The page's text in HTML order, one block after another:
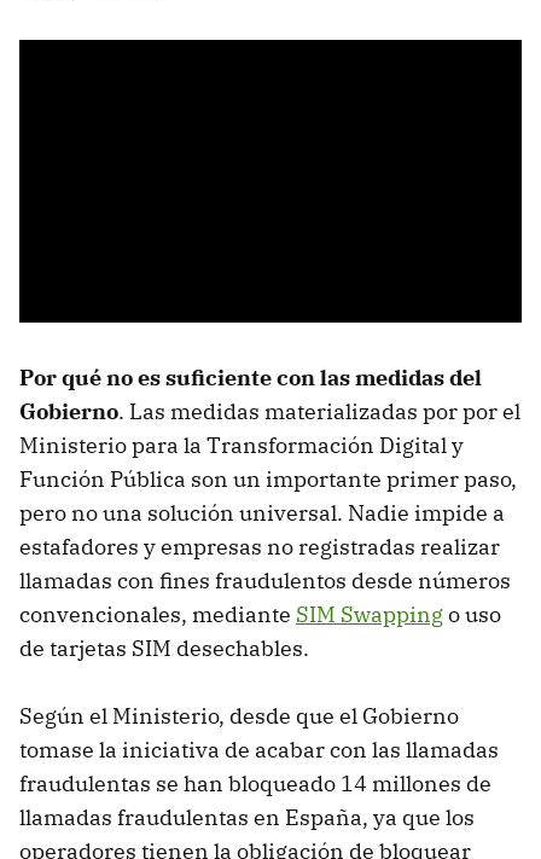
Por qué no es suficiente con las medidas del
Gobierno. Las medidas materializadas por por el
Ministerio para la Transformación Digital y
Función Pública son un importante primer paso,
pero no una solución universal. Nadie impide a
estafadores y empresas no registradas realizar
llamadas con fines fraudulentos desde números
convencionales, mediante SIM Swappingo uso
de tarjetas SIM desechables.
Según el Ministerio, desde que el Gobierno
tomase la iniciativa de acabar con las llamadas
fraudulentas se han bloqueado 14 millones de
llamadas fraudulentas en España, ya que los
operadores tienen la obligación de bloquear